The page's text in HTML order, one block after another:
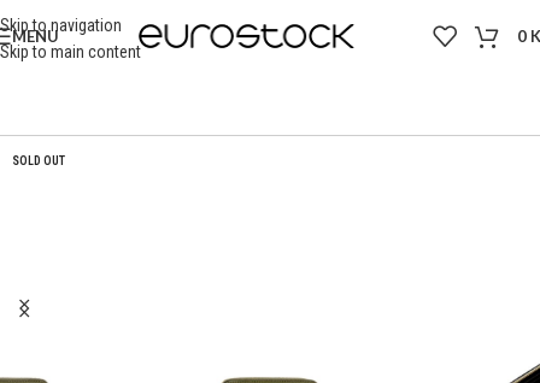
Skip to navigation
Skip to main content
MENU 0
SOLD OUT